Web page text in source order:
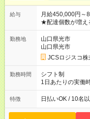
給与
月給450,000円～
★配達個数が増え
ど！ ・主要都市エリア 月収55万円／週5日稼働 月収65万~112
万円／週6日稼働 ・地方郊外エリア 月収40万円／週5日稼働 月
収40万円~50万円／週6日稼働 ＜モデ
円 (27歳男性/江
(日休み) ■月収80万円(43歳男性/墨田区在住)※元営業 1日200個
勤務地
山口県光市
山口県光市
JCSロジスコ株
勤務時間
シフト制
1日あたりの実働
働8時間） ※週5
よって時間外で
特徴 日払いOK / 10名